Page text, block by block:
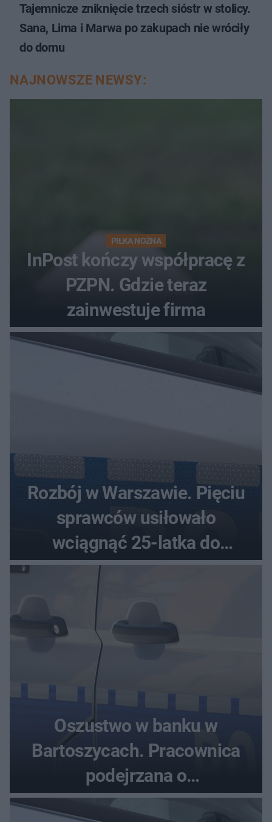
Tajemnicze zniknięcie trzech sióstr w stolicy.
Sana, Lima i Marwa po zakupach nie wróciły
do domu
NAJNOWSZE NEWSY:
PIŁKA NOŻNA
InPost kończy współpracę z
PZPN. Gdzie teraz
zainwestuje firma
Rozbój w Warszawie. Pięciu
sprawców usiłowało
wciągnąć 25-latka do
samochodu
Oszustwo w banku w
Bartoszycach. Pracownica
podejrzana o
przywłaszczenie 470 000 zł